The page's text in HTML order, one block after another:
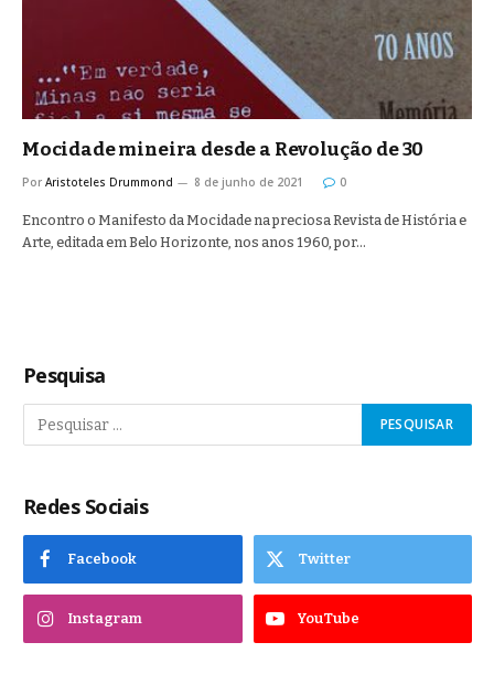
Mocidade mineira desde a Revolução de 30
Por Aristoteles Drummond 8 de junho de 2021 0
Encontro o Manifesto da Mocidade na preciosa Revista de História e
Arte, editada em Belo Horizonte, nos anos 1960, por…
Pesquisa
Redes Sociais
Facebook Twitter
Instagram YouTube